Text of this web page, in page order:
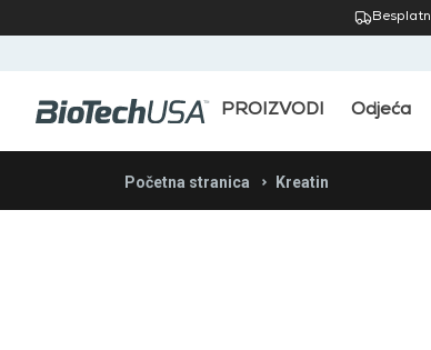
PROIZVODI Odjeća
Početna stranica Kreatin